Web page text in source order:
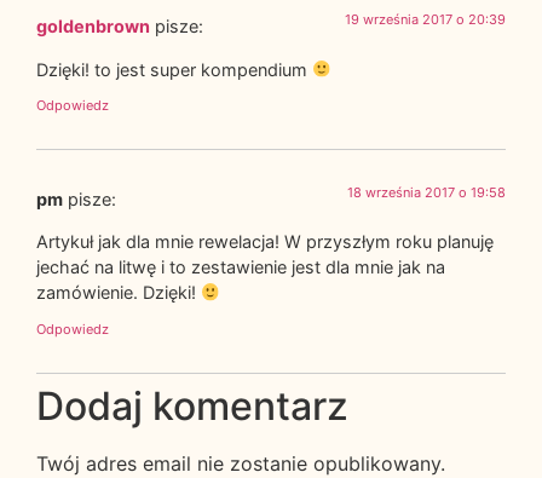
goldenbrown pisze: 19 września 2017 o 20:39
Dzięki! to jest super kompendium
Odpowiedz
pm pisze: 18 września 2017 o 19:58
Artykuł jak dla mnie rewelacja! W przyszłym roku planuję
jechać na litwę i to zestawienie jest dla mnie jak na
zamówienie. Dzięki!
Odpowiedz
Dodaj komentarz
Twój adres email nie zostanie opublikowany.